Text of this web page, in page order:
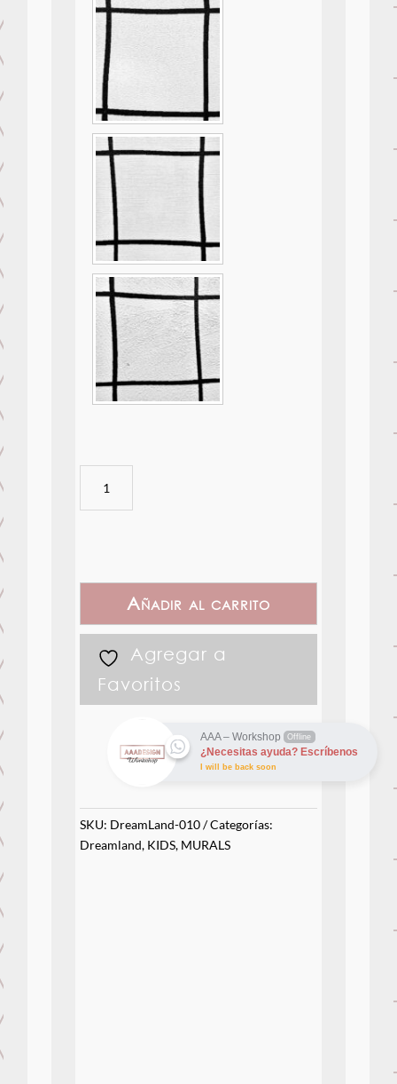
010
Añadir al carrito
Agregar a
Favoritos
AAA – Workshop Offline
¿Necesitas ayuda? Escríbenos
I will be back soon
SKU: DreamLand-010
Categorías:
Dreamland, KIDS, MURALS